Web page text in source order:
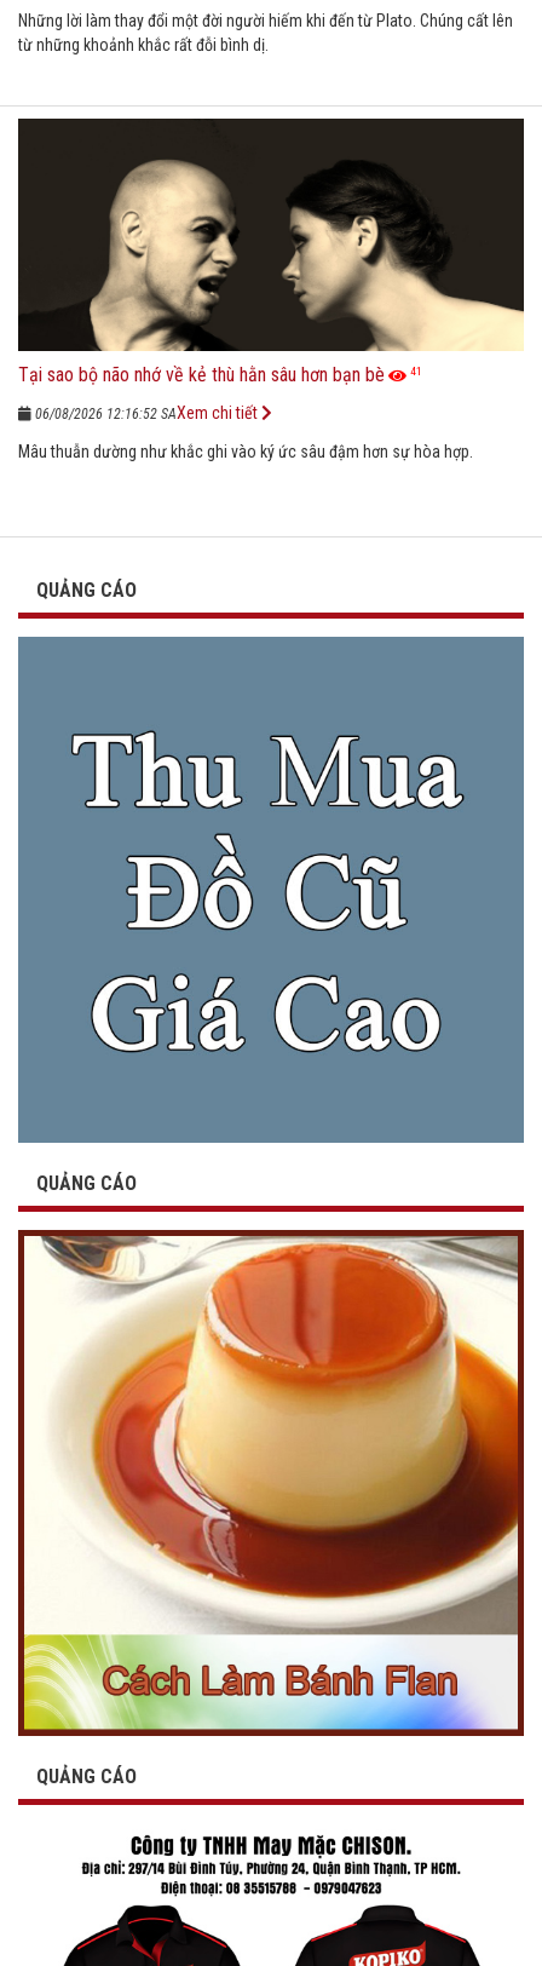
Những lời làm thay đổi một đời người hiếm khi đến từ Plato. Chúng cất lên
từ những khoảnh khắc rất đỗi bình dị.
Tại sao bộ não nhớ về kẻ thù hằn sâu hơn bạn bè 41
06/08/2026 12:16:52 SA
Mâu thuẫn dường như khắc ghi vào ký ức sâu đậm hơn sự hòa hợp.
Xem chi tiết
QUẢNG CÁO
QUẢNG CÁO
QUẢNG CÁO